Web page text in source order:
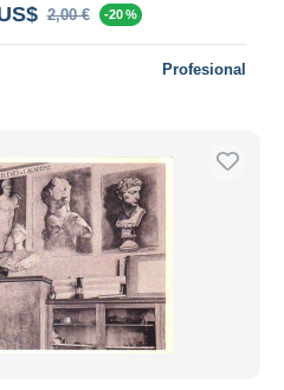
2,00 € -20 %
Profesional